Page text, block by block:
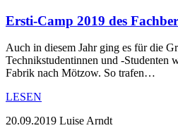
Ersti-Camp 2019 des
Auch in diesem Jahr ging es für die
Technikstudentinnen und -Studenten
Fabrik nach Mötzow. So trafen…
LESEN
20.09.2019 Luise Arndt